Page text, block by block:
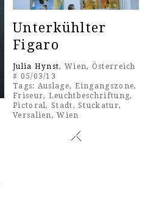
Unterkühlter
Figaro
Julia Hynst, Wien, Österreich
# 05/03/13
Tags: Auslage, Eingangszone,
Friseur, Leuchtbeschriftung,
Pictoral,Stadt,Stuckatur,
Versalien,Wien